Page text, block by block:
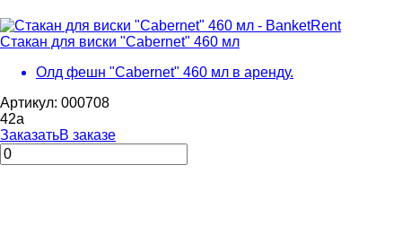
Стакан для виски "Cabernet" 460 мл
Олд фешн "Cabernet" 460 мл в аренду.
Артикул: 000708
42a
ЗаказатьВ заказе